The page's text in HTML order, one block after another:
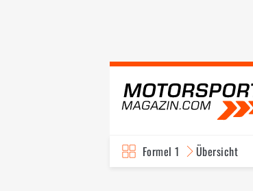
Formel 1 Übersicht